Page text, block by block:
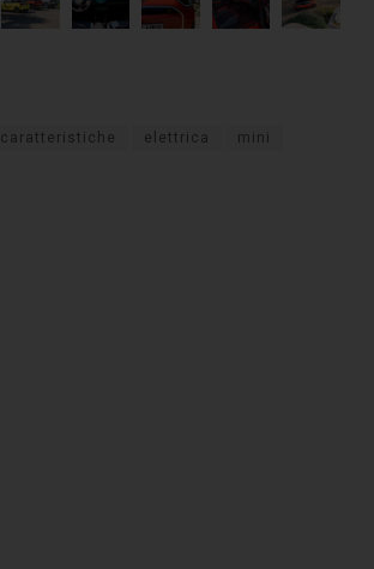
caratteristiche elettrica mini